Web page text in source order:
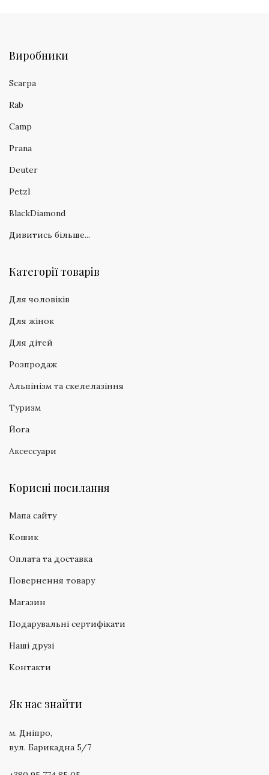
Виробники
Scarpa
Rab
Camp
Prana
Deuter
Petzl
BlackDiamond
Дивитись більше...
Категорії товарів
Для чоловіків
Для жінок
Для дітей
Розпродаж
Альпінізм та скелелазіння
Туризм
Йога
Аксессуари
Корисні посилання
Мапа сайту
Кошик
Оплата та доставка
Повернення товару
Магазин
Подарувальні сертифікати
Наші друзі
Контакти
Як нас знайти
м. Дніпро,
вул. Барикадна 5/7